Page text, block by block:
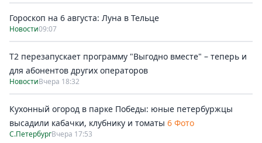
Гороскоп на 6 августа: Луна в Тельце
Новости09:07
Т2 перезапускает программу "Выгодно вместе" – теперь и
для абонентов других операторов
НовостиВчера 18:32
Кухонный огород в парке Победы: юные петербуржцы
высадили кабачки, клубнику и томаты 6 Фото
С.ПетербургВчера 17:53